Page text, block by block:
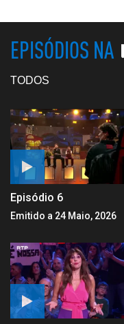
EPISÓDIOS NA
TODOS
Episódio 6
Emitido a 24 Maio, 2026